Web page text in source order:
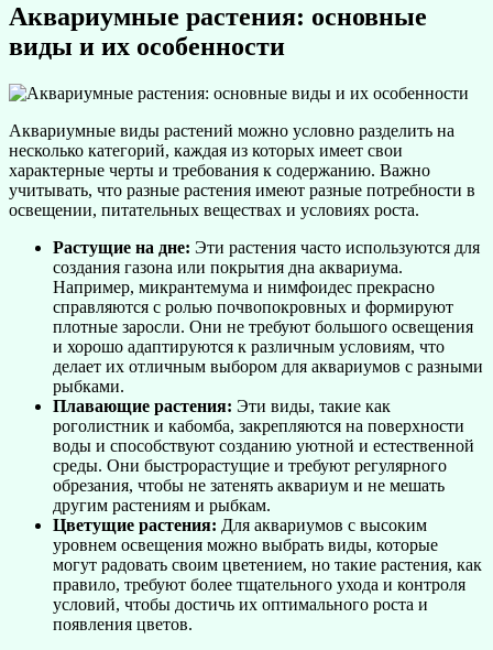
Аквариумные растения: основные
виды и их особенности
Аквариумные виды растений можно условно разделить на
несколько категорий, каждая из которых имеет свои
характерные черты и требования к содержанию. Важно
учитывать, что разные растения имеют разные потребности в
освещении, питательных веществах и условиях роста.
Растущие на дне: Эти растения часто используются для
создания газона или покрытия дна аквариума.
Например, микрантемума и нимфоидес прекрасно
справляются с ролью почвопокровных и формируют
плотные заросли. Они не требуют большого освещения
и хорошо адаптируются к различным условиям, что
делает их отличным выбором для аквариумов с разными
рыбками.
Плавающие растения: Эти виды, такие как
роголистник и кабомба, закрепляются на поверхности
воды и способствуют созданию уютной и естественной
среды. Они быстрорастущие и требуют регулярного
обрезания, чтобы не затенять аквариум и не мешать
другим растениям и рыбкам.
Цветущие растения: Для аквариумов с высоким
уровнем освещения можно выбрать виды, которые
могут радовать своим цветением, но такие растения, как
правило, требуют более тщательного ухода и контроля
условий, чтобы достичь их оптимального роста и
появления цветов.